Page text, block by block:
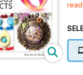
tons